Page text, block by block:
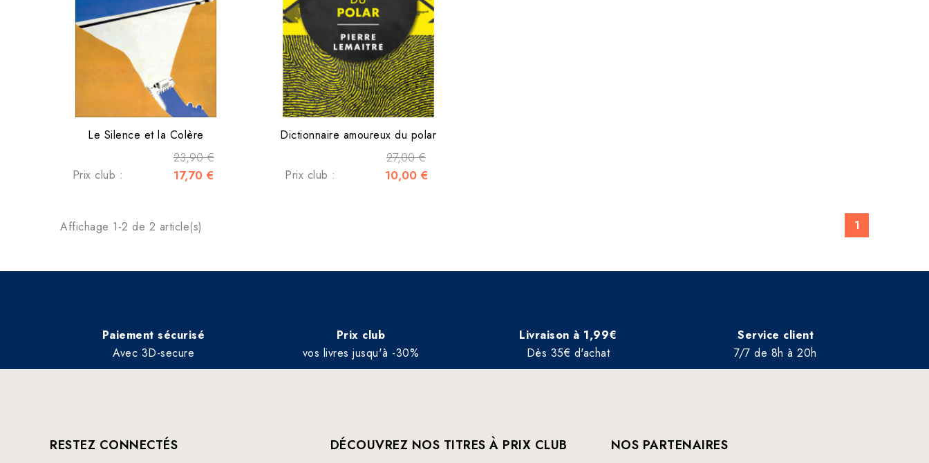
Le Silence et la Colère
23,90 €
Prix club : 17,70 €
Dictionnaire amoureux du polar
27,00 €
Prix club : 10,00 €
Affichage 1-2 de 2 article(s) 1
Paiement sécurisé
Avec 3D-secure
Prix club
vos livres jusqu'à -30%
Livraison à 1,99€
Dès 35€ d'achat
Service client
7/7 de 8h à 20h
RESTEZ CONNECTÉS DÉCOUVREZ NOS TITRES À PRIX CLUB NOS PARTENAIRES